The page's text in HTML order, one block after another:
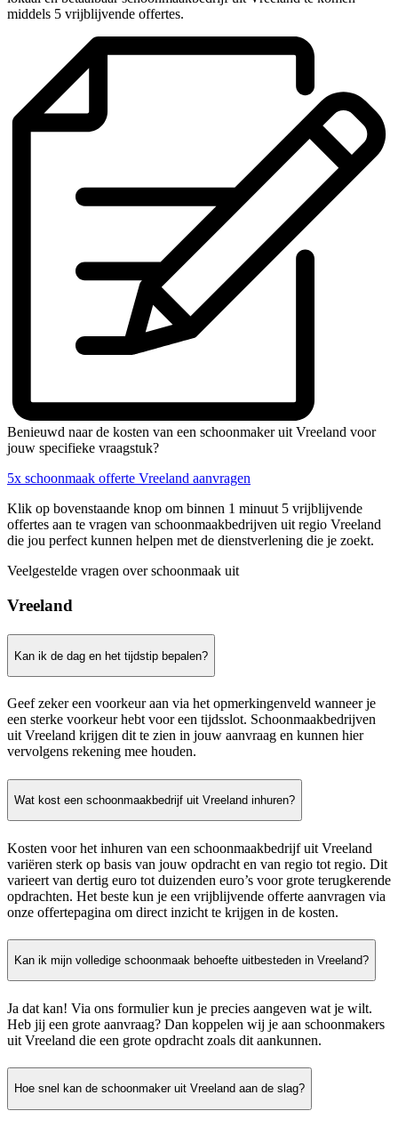
middels 5 vrijblijvende offertes.
Benieuwd naar de kosten van een schoonmaker uit Vreeland voor
jouw specifieke vraagstuk?
5x schoonmaak offerte Vreeland aanvragen
Klik op bovenstaande knop om binnen 1 minuut 5 vrijblijvende
offertes aan te vragen van schoonmaakbedrijven uit regio Vreeland
die jou perfect kunnen helpen met de dienstverlening die je zoekt.
Veelgestelde vragen over schoonmaak uit
Vreeland
Kan ik de dag en het tijdstip bepalen?
Geef zeker een voorkeur aan via het opmerkingenveld wanneer je
een sterke voorkeur hebt voor een tijdsslot. Schoonmaakbedrijven
uit Vreeland krijgen dit te zien in jouw aanvraag en kunnen hier
vervolgens rekening mee houden.
Wat kost een schoonmaakbedrijf uit Vreeland inhuren?
Kosten voor het inhuren van een schoonmaakbedrijf uit Vreeland
variëren sterk op basis van jouw opdracht en van regio tot regio. Dit
varieert van dertig euro tot duizenden euro’s voor grote terugkerende
opdrachten. Het beste kun je een vrijblijvende offerte aanvragen via
onze offertepagina om direct inzicht te krijgen in de kosten.
Kan ik mijn volledige schoonmaak behoefte uitbesteden in Vreeland?
Ja dat kan! Via ons formulier kun je precies aangeven wat je wilt.
Heb jij een grote aanvraag? Dan koppelen wij je aan schoonmakers
uit Vreeland die een grote opdracht zoals dit aankunnen.
Hoe snel kan de schoonmaker uit Vreeland aan de slag?